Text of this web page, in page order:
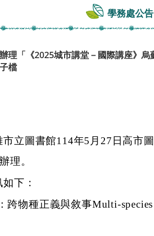
學務處公告
理「《2025城市講堂－國際講座》
檔
市立圖書館114年5月27日高市
理。
下：
跨物種正義與敘事Multi-species